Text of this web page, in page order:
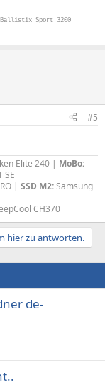
Ballistix Sport 3200
#5
Elite 240 | MoBo:
SE
| SSD M2:Samsung
CH370
hier zu antworten.
de-